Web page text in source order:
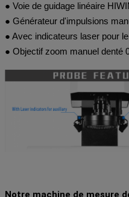
● Voie de guidage linéaire
● Générateur d'impulsions
● Avec indicateurs laser pour
● Objectif zoom manuel denté
Notre machine de mesure